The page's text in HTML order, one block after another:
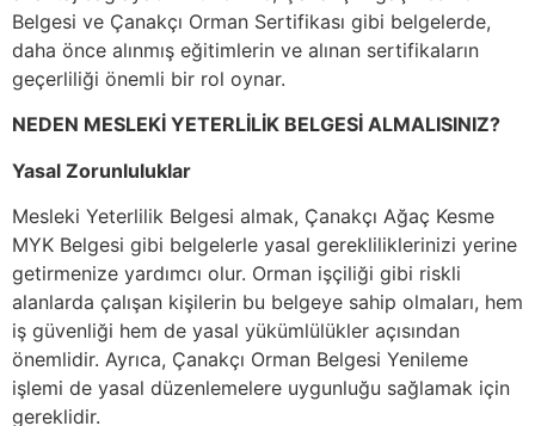
Belgesi ve Çanakçı Orman Sertifikası gibi belgelerde,
daha önce alınmış eğitimlerin ve alınan sertifikaların
geçerliliği önemli bir rol oynar.
NEDEN MESLEKİ YETERLİLİK BELGESİ ALMALISINIZ?
Yasal Zorunluluklar
Mesleki Yeterlilik Belgesi almak, Çanakçı Ağaç Kesme
MYK Belgesi gibi belgelerle yasal gerekliliklerinizi yerine
getirmenize yardımcı olur. Orman işçiliği gibi riskli
alanlarda çalışan kişilerin bu belgeye sahip olmaları, hem
iş güvenliği hem de yasal yükümlülükler açısından
önemlidir. Ayrıca, Çanakçı Orman Belgesi Yenileme
işlemi de yasal düzenlemelere uygunluğu sağlamak için
gereklidir.